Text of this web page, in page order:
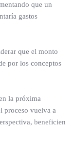
que un
gastos
que el monto
por los conceptos
la próxima
proceso vuelva a
beneficien